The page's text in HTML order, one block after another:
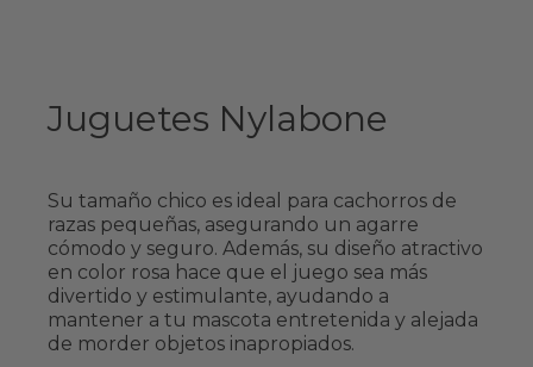
Juguetes Nylabone
Su tamaño chico es ideal para cachorros de
razas pequeñas, asegurando un agarre
cómodo y seguro. Además, su diseño atractivo
en color rosa hace que el juego sea más
divertido y estimulante, ayudando a
mantener a tu mascota entretenida y alejada
de morder objetos inapropiados.